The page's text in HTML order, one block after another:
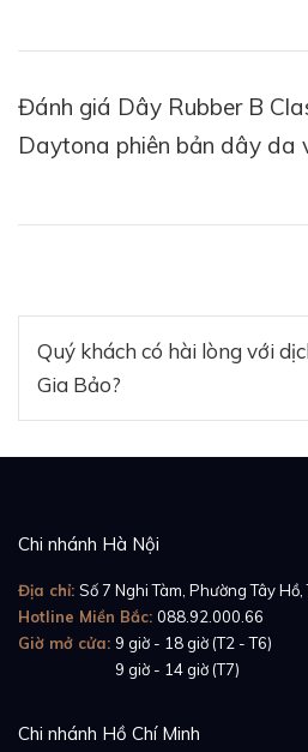
Rolex.
Đánh giá Dây Rubber B
Daytona phiên bản dây da
Quý khách có hài lòng với
Gia Bảo?
Chi nhánh Hà Nội
Địa chỉ: Số 7 Nghi Tàm, Phường Tây Hồ,
Hotline Miền Bắc: 088.92.000.66
Giờ mở cửa: 9 giờ - 18 giờ (T2 - T6)
9 giờ - 14 giờ (T7)
Chi nhánh Hồ Chí Minh